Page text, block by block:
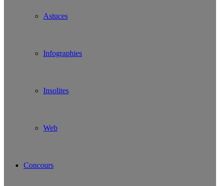
Astuces
Infographies
Insolites
Web
Concours